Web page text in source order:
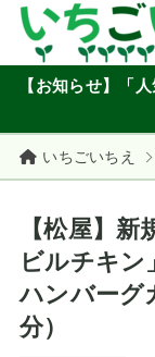
【お知らせ】「
いちごいちえ
【松屋】
ビルチキン
ハンバーグ
分）